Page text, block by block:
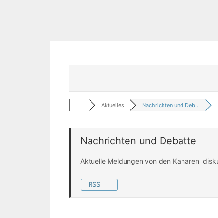
Aktuelles Nachrichten und Deb...
Nachrichten und Debatte
Aktuelle Meldungen von den Kanaren,
RSS